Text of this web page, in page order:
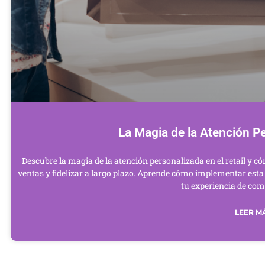
La Magia de la Atención
Descubre la magia de la atención personalizada en el retail y
ventas y fidelizar a largo plazo. Aprende cómo implementar
tu experiencia de
LEER